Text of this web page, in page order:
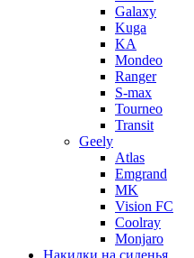
Galaxy
Kuga
KA
Mondeo
Ranger
S-max
Tourneo
Transit
Geely
Atlas
Emgrand
MK
Vision FC
Coolray
Monjaro
Накидки на сиденья